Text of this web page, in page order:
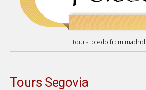
tours toledo from madrid
Tours Segovia